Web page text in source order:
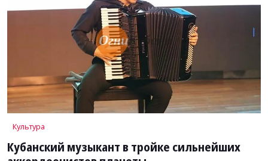
Культура
Кубанский музыкант в тройке сильнейших